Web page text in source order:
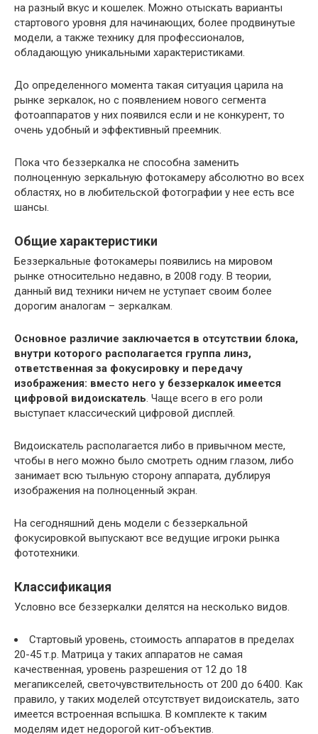
на разный вкус и кошелек. Можно отыскать варианты
стартового уровня для начинающих, более продвинутые
модели, а также технику для профессионалов,
обладающую уникальными характеристиками.
До определенного момента такая ситуация царила на
рынке зеркалок, но с появлением нового сегмента
фотоаппаратов у них появился если и не конкурент, то
очень удобный и эффективный преемник.
Пока что беззеркалка не способна заменить
полноценную зеркальную фотокамеру абсолютно во всех
областях, но в любительской фотографии у нее есть все
шансы.
Общие характеристики
Беззеркальные фотокамеры появились на мировом
рынке относительно недавно, в 2008 году. В теории,
данный вид техники ничем не уступает своим более
дорогим аналогам – зеркалкам.
Основное различие заключается в отсутствии блока,
внутри которого располагается группа линз,
ответственная за фокусировку и передачу
изображения: вместо него у беззеркалок имеется
цифровой видоискатель. Чаще всего в его роли
выступает классический цифровой дисплей.
Видоискатель располагается либо в привычном месте,
чтобы в него можно было смотреть одним глазом, либо
занимает всю тыльную сторону аппарата, дублируя
изображения на полноценный экран.
На сегодняшний день модели с беззеркальной
фокусировкой выпускают все ведущие игроки рынка
фототехники.
Классификация
Условно все беззеркалки делятся на несколько видов.
Стартовый уровень, стоимость аппаратов в пределах
20-45 т.р. Матрица у таких аппаратов не самая
качественная, уровень разрешения от 12 до 18
мегапикселей, светочувствительность от 200 до 6400. Как
правило, у таких моделей отсутствует видоискатель, зато
имеется встроенная вспышка. В комплекте к таким
моделям идет недорогой кит-объектив.